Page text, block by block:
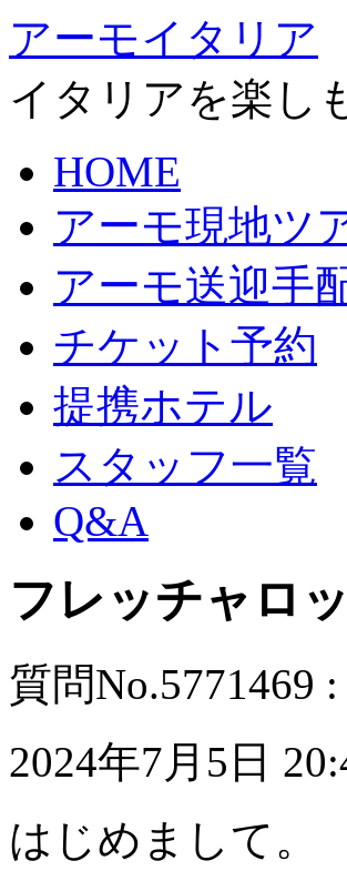
アーモイタリア
イタリアを楽し
HOME
アーモ現地ツ
アーモ送迎手
チケット予約
提携ホテル
スタッフ一覧
Q&A
フレッチャロ
質問
2024年7月5日
はじめまして。